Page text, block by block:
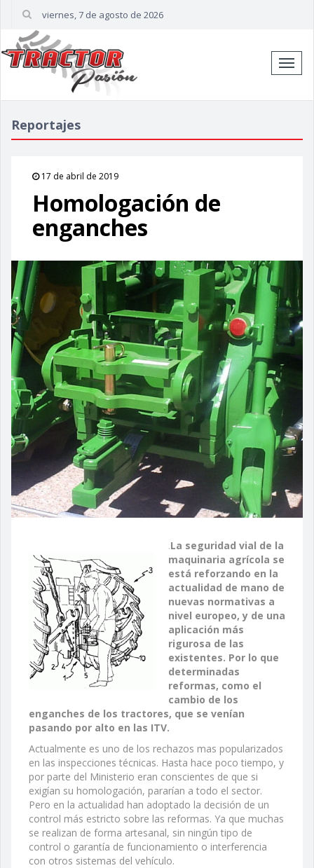
viernes, 7 de agosto de 2026
Reportajes
17 de abril de 2019
Homologación de
enganches
.La seguridad vial de la
maquinaria agrícola se
está reforzando en la
actualidad de mano de
nuevas normativas a
nivel europeo, y de una
aplicación más
rigurosa de las
existentes. Por lo que
determinadas
reformas, como el
cambio de los
enganches de los tractores, que se venían
pasando por alto en las ITV.
Actualmente es uno de los rechazos mas popularizados
en las inspecciones técnicas. Hasta hace poco tiempo, y
por parte del Ministerio eran conscientes de que si
exigían su homologación, pararían a todo el sector.
Pero en la actualidad han adoptado la decisión de un
control más estricto sobre las reformas. Ya que muchas
se realizan de forma artesanal, sin ningún tipo de
control o garantía de funcionamiento o interferencia
con otros sistemas del vehículo.